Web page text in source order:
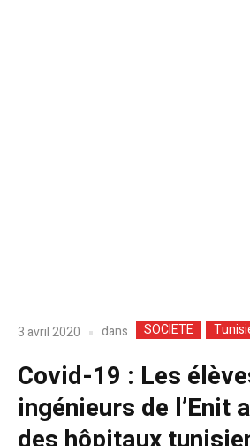
3 avril 2020 dans SOCIETE
Covid-19 : Les
ingénieurs de l’Enit